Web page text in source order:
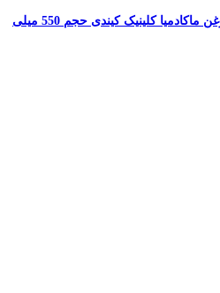
ماسک مو بدون سولفات حاوی روغن ماکادمیا کلینیک کیندی حجم 550 میلی